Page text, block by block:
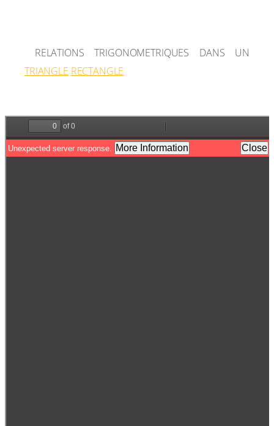
RELATIONS TRIGONOMETRIQUES DANS UN
TRIANGLE RECTANGLE